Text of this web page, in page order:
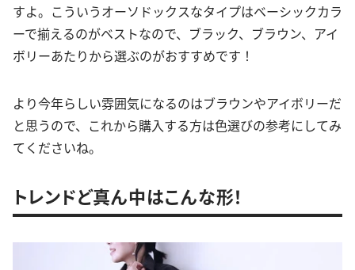
すよ。こういうオーソドックスなタイプはベーシックカラ
ーで揃えるのがベストなので、ブラック、ブラウン、アイ
ボリーあたりから選ぶのがおすすめです！
より今年らしい雰囲気になるのはブラウンやアイボリーだ
と思うので、これから購入する方は色選びの参考にしてみ
てくださいね。
トレンドど真ん中はこんな形！